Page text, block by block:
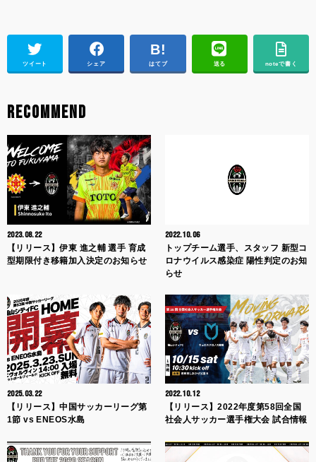
ツイート シェア はてブ 送る noteで書く
RECOMMEND
2023.08.22
【リリース】伊東 進之輔 選手 育成
型期限付き移籍加入決定のお知らせ
2022.10.06
トップチーム選手、スタッフ 新型コ
ロナウイルス感染症 陽性判定のお知
らせ
2025.03.22
【リリース】中国サッカーリーグ第
1節 vs ENEOS水島
2022.10.12
【リリース】2022年度第58回全国
社会人サッカー選手権大会 試合情報